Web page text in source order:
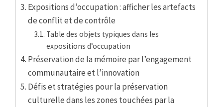
Expositions d’occupation : afficher les artefacts
de conflit et de contrôle
Table des objets typiques dans les
expositions d’occupation
Préservation de la mémoire par l’engagement
communautaire et l’innovation
Défis et stratégies pour la préservation
culturelle dans les zones touchées par la